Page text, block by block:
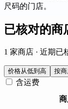
尺码的门店。
已核对的商
1 家商店 · 近期已
价格从低到高 按
含运费